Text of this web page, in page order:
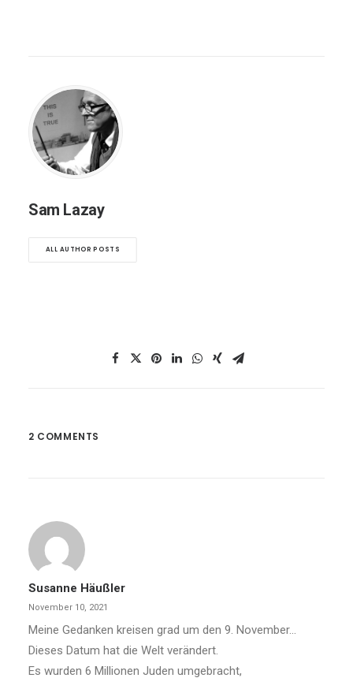
Sam Lazay
ALL AUTHOR POSTS
2 COMMENTS
Susanne Häußler
November 10, 2021
Meine Gedanken kreisen grad um den 9. November…
Dieses Datum hat die Welt verändert.
Es wurden 6 Millionen Juden umgebracht,